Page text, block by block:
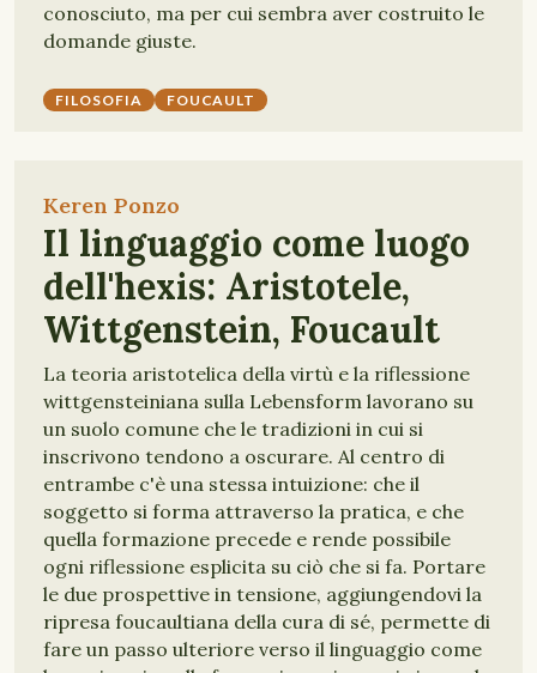
conosciuto, ma per cui sembra aver costruito le
domande giuste.
FILOSOFIA FOUCAULT
Keren Ponzo
Il linguaggio come luogo
dell'hexis: Aristotele,
Wittgenstein, Foucault
La teoria aristotelica della virtù e la riflessione
wittgensteiniana sulla Lebensform lavorano su
un suolo comune che le tradizioni in cui si
inscrivono tendono a oscurare. Al centro di
entrambe c'è una stessa intuizione: che il
soggetto si forma attraverso la pratica, e che
quella formazione precede e rende possibile
ogni riflessione esplicita su ciò che si fa. Portare
le due prospettive in tensione, aggiungendovi la
ripresa foucaultiana della cura di sé, permette di
fare un passo ulteriore verso il linguaggio come